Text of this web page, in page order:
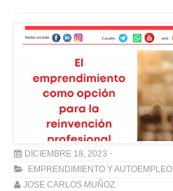
DICIEMBRE 18, 2023
EMPRENDIMIENTO Y AUTOEMPLEO
JOSE CARLOS MUÑOZ